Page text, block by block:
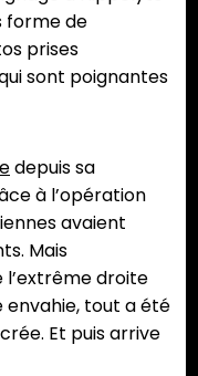
forme de
prises
sont poignantes
depuis sa
à l’opération
avaient
Mais
l’extrême droite
envahie, tout a été
Et puis arrive